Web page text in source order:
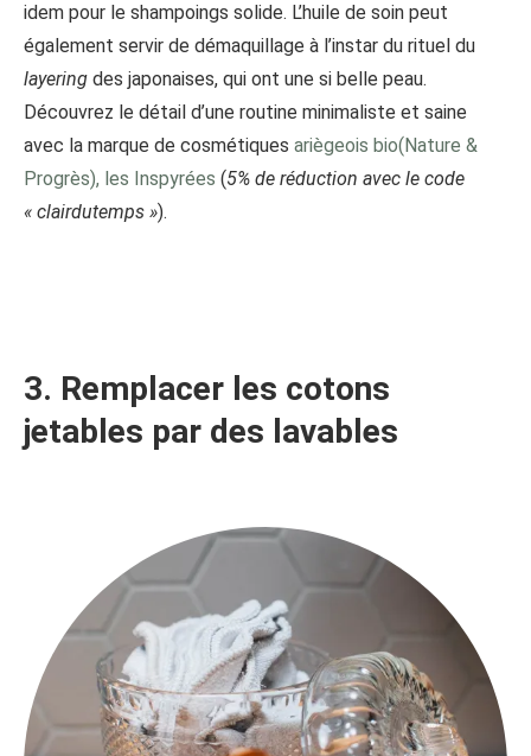
idem pour le shampoings solide. L’huile de soin peut
également servir de démaquillage à l’instar du rituel du
layering des japonaises, qui ont une si belle peau.
Découvrez le détail d’une routine minimaliste et saine
avec la marque de cosmétiques ariègeois bio(Nature &
Progrès), les Inspyrées (5% de réduction avec le code
« clairdutemps »).
3. Remplacer les cotons
jetables par des lavables